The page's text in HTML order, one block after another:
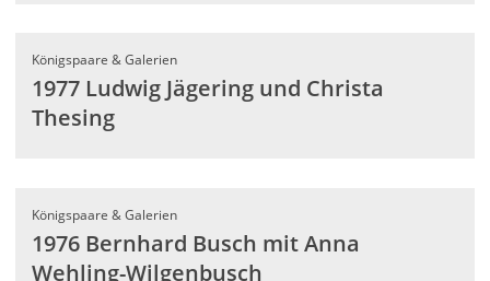
Königspaare & Galerien
1977 Ludwig Jägering und Christa
Thesing
Königspaare & Galerien
1976 Bernhard Busch mit Anna
Wehling-Wilgenbusch